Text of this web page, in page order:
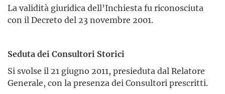
La validità giuridica dell’Inchiesta fu riconosciuta
con il Decreto del 23 novembre 2001.
Seduta dei Consultori Storici
Si svolse il 21 giugno 2011, presieduta dal Relatore
Generale, con la presenza dei Consultori prescritti.